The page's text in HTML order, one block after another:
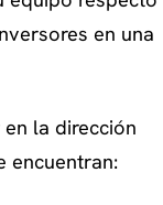
en una
la dirección
encuentran: